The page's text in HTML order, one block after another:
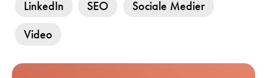
LinkedIn
SEO
Sociale Medier
Video